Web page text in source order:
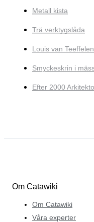
Metall kista
Trä verktygslåda
Louis van
Smyckeskrin i
Efter 2000
Om Catawiki
Om Catawiki
Våra experter